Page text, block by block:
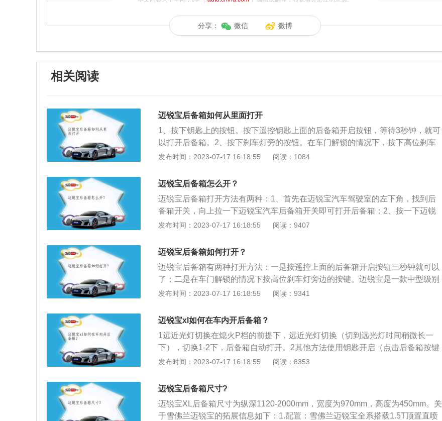
分享： 微信 微博
相关阅读
迈锐宝后备箱如何从里面打开
1、按下钥匙上的按钮。按下遥控钥匙上面的后备箱开启按钮，等待3秒钟，就可
以打开后备箱。2、按下刹车灯旁的按钮。在车门解锁的情况下，按下高位刹车
灯旁边的按钮，后备箱就会打开。按下遥控钥匙的按键应该是大多数车主打开后
箱开启按钮，就可以直接打开后备箱。如果驾驶员的车型没有配备这个按钮，可
能是因为后备箱与车门锁是一起的。只要按下钥匙上的解锁键，打开中央锁，就
可以从后面打开后备箱。在使用车辆的过程中，不要在后备箱里放太多的物品，
会增加车辆的油耗。驾驶员也不要在后备箱内放置易燃易爆物品，后备箱是一个
封闭的空间，温度上升快，如果温度过高，非常容易发生危险。水果和蔬菜不宜
拿出来。
发布时间：2023-07-17 16:18:55 阅读：1084
迈锐宝后备箱怎么开？
迈锐宝后备箱打开方法有两种：1、首先在迈锐宝汽车驾驶室的左下角，找到后
备箱开关，向上拉一下迈锐宝汽车后备箱开关即可打开后备箱；2、按一下迈锐
宝汽车遥控钥匙上的按钮可以打开后备箱。迈锐宝是基于通用的缩短的EpsilonII
速手自一体变速箱，性能达到主流中型车阵营中的先进水平。在车身尺寸方面，
这款车的长宽高分别为4855mm、1854mm、1477mm，轴距为2737mm。
发布时间：2023-07-17 16:18:55 阅读：9407
迈锐宝后备箱如何打开？
迈锐宝后备箱有两种打开方法：一是按遥控上面的后备箱开启按钮三秒钟就可以
了；二是在车门解锁的情况下按高位刹车灯旁边的按键。迈锐宝是一款中型级别
车，搭载了1.5t169马力l4发动机和9挡手自一体变速箱。该发动机的最大功率为1
72mm，车身结构为4门5座三厢车，最高车速可达到每小时205km。
发布时间：2023-07-17 16:18:55 阅读：9341
迈锐宝xl如何在车内开后备箱？
1远近光灯切换在熄火P档的前提下，远近光灯切换（切到远光灯时间稍微长一
下），切换1-2下，后备箱自动打开。2其他方法使用钥匙开启（点击后备箱按键
即可）或者按后备箱上的黑色按钮才能将其开启。
发布时间：2023-07-17 16:18:55 阅读：8353
迈锐宝后备箱尺寸?
迈锐宝XL后备箱尺寸为纵深1120-2000mm，宽度为970mm，高度为450mm。关
于雪佛兰迈锐宝的拓展信息如下：1.配置：雪佛兰迈锐宝全系搭载1.5T顶置直喷